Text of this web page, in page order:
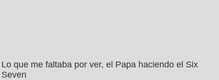
Lo que me faltaba por ver, el Papa haciendo el Six
Seven